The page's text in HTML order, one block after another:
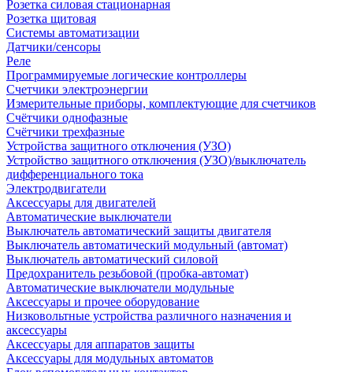
Розетка силовая стационарная
Розетка щитовая
Системы автоматизации
Датчики/сенсоры
Реле
Программируемые логические контроллеры
Счетчики электроэнергии
Измерительные приборы, комплектующие для счетчиков
Счётчики однофазные
Счётчики трехфазные
Устройства защитного отключения (УЗО)
Устройство защитного отключения (УЗО)/выключатель
дифференциального тока
Электродвигатели
Аксессуары для двигателей
Автоматические выключатели
Выключатель автоматический защиты двигателя
Выключатель автоматический модульный (автомат)
Выключатель автоматический силовой
Предохранитель резьбовой (пробка-автомат)
Автоматические выключатели модульные
Аксессуары и прочее оборудование
Низковольтные устройства различного назначения и
аксессуары
Аксессуары для аппаратов защиты
Аксессуары для модульных автоматов